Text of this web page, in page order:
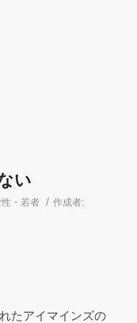
い
・若者 / 作成者:
たアイマインズの